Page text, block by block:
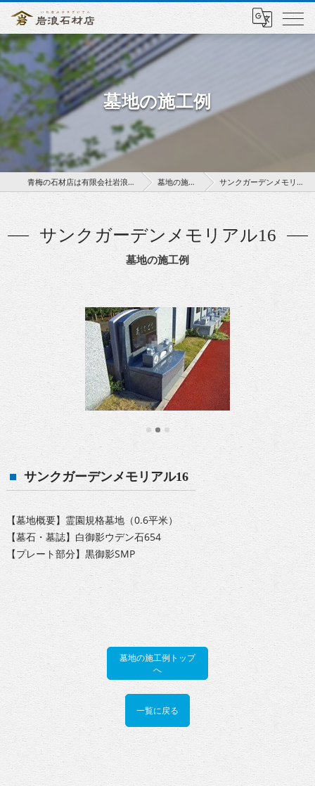
墓地の施工例
青梅の石材店は有限会社岩浪石材店 墓地の施工例 サンクガーデンメモリアル16
墓地の施工例
サンクガーデンメモリアル16
サンクガーデンメモリアル16
【墓地概要】霊園規格墓地（0.6平米）
【墓石・墓誌】白御影ウデン石654
【プレート部分】黒御影SMP
墓地の施工例トップ
へ
一覧に戻る